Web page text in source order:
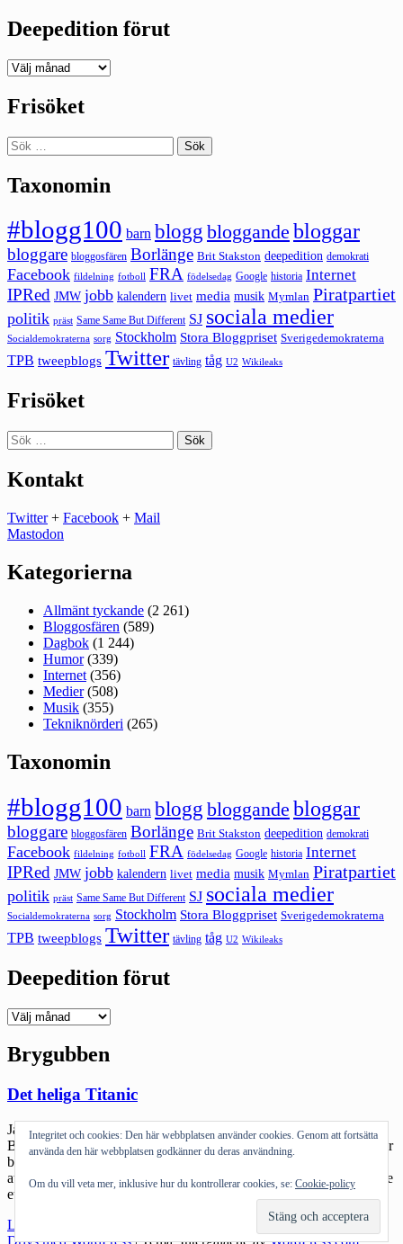
Deepedition förut
Deepedition
Frisöket
Sök
efter:
Taxonomin
#blogg100 barn blogg bloggande bloggar
bloggare bloggosfären Borlänge Brit Stakston deepedition demokrati
Facebook fildelning fotboll FRA födelsedag Google historia Internet
IPRed JMW jobb kalendern livet media musik Mymlan Piratpartiet
politik präst Same Same But Different SJ sociala medier
Socialdemokraterna sorg Stockholm Stora Bloggpriset Sverigedemokraterna
TPB tweepblogs Twitter tävling tåg U2 Wikileaks
Frisöket
Sök
efter:
Kontakt
Twitter+ Facebook + Mail
Mastodon
Kategorierna
Allmänt tyckande (2 261)
Bloggosfären (589)
Dagbok (1 244)
Humor(339)
Internet (356)
Medier(508)
Musik (355)
Tekniknörderi (265)
Taxonomin
#blogg100 barn blogg bloggande bloggar
bloggare bloggosfären Borlänge Brit Stakston deepedition demokrati
Facebook fildelning fotboll FRA födelsedag Google historia Internet
IPRed JMW jobb kalendern livet media musik Mymlan Piratpartiet
politik präst Same Same But Different SJ sociala medier
Socialdemokraterna sorg Stockholm Stora Bloggpriset Sverigedemokraterna
TPB tweepblogs Twitter tävling tåg U2 Wikileaks
Deepedition förut
Deepedition
Brygubben
Det heliga Titanic
Jag trodde jag skulle få hjärnblödning när jag läste hur min vän
Brygubben blivit refuserad i ett av kyrkomötets programblad. Varför
bryr jag mig? Jag vet ärligt talat inte – men jag blir förbannad intill
att vilja slå sönder något. Nånstans djupt inne i mig finns fortfarande
ett minne, ett sorts ärr av den passion, […]
Läs mer
heliga
Drivs med WordPress |Tema: Intergalactic avWordPress.com.
Integritet och cookies: Den här webbplatsen använder cookies. Genom att fortsätta
använda den här webbplatsen godkänner du deras användning.
Om du vill veta mer, inklusive hur du kontrollerar cookies, se: Cookie-policy